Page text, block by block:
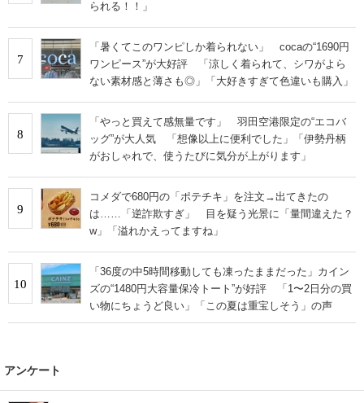
られる！！」
7
「暑くてこのワンピしか着られない」 cocaの“1690円
ワンピース”が大好評 「涼しく着られて、シワがよら
ない素材感と薄さも◎」「大好きすぎて色違いも購入」
8
「やっと買えて感無量です」 羽田空港限定の“エコバ
ッグ”が大人気 「想像以上に便利でした」「伊勢丹柄
がおしゃれで、使うたびに気分が上がります」
9
コメダで680円の「ポテチキ」を注文→出てきたの
は……「逆詐欺すぎ」 目を疑う光景に「量間違えた？
w」「溢れかえってますね」
10
「36度の中5時間移動しても凍ったままだった」カイン
ズの“1480円大容量保冷トート”が好評 「1〜2日分の買
い物にちょうど良い」「この夏は重宝しそう」の声
アンケート